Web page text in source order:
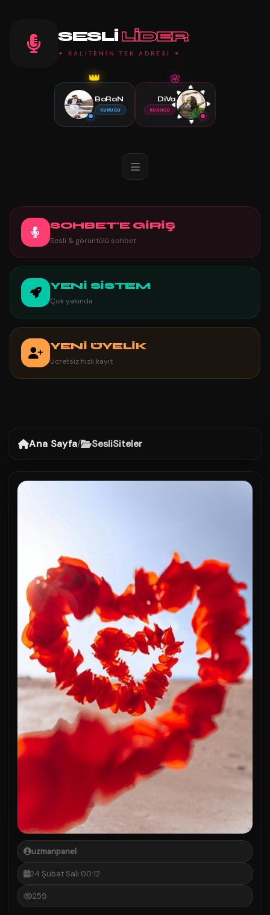
SESLI LIDER
✦ KALİTENİN TEK ADRESİ ✦
👑
BaRaN
KURUCU
🌸
DiVa
KURUCU
SOHBET'E GİRİŞ
Sesli & görüntülü sohbet
YENİ SİSTEM
Çok yakında
YENİ ÜYELİK
Ücretsiz hızlı kayıt
Ana Sayfa/ SesliSiteler
uzmanpanel
24 Şubat Salı 00:12
259